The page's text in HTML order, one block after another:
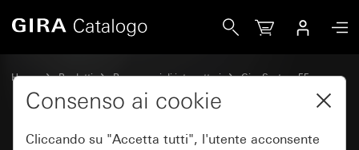
Home Prodotti Programmi di interruttori
Gira System 55
Set di bilancieri per sistemi bus
Consenso ai cookie
Cliccando su "Accetta tutti", l'utente acconsente